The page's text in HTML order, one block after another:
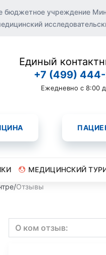
бюджетное учреждение
Единый
+7 (499)
Ежедневно с 8:00
МЕДИЦИНСКИЙ
/Отзывы
О ком отзыв: